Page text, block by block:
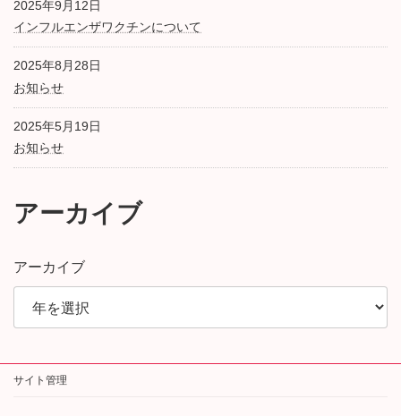
2025年9月12日
インフルエンザワクチンについて
2025年8月28日
お知らせ
2025年5月19日
お知らせ
アーカイブ
アーカイブ
サイト管理